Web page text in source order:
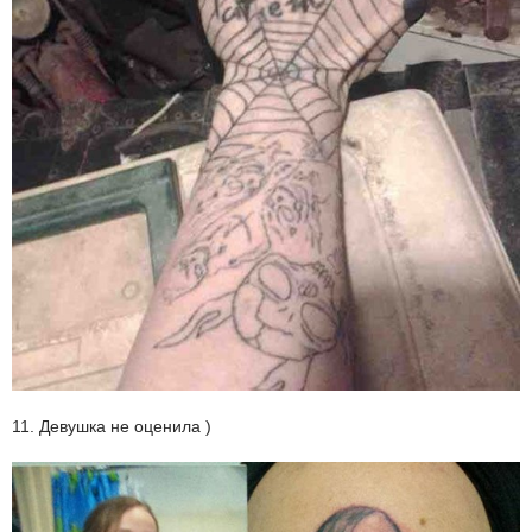
11. Девушка не оценила )